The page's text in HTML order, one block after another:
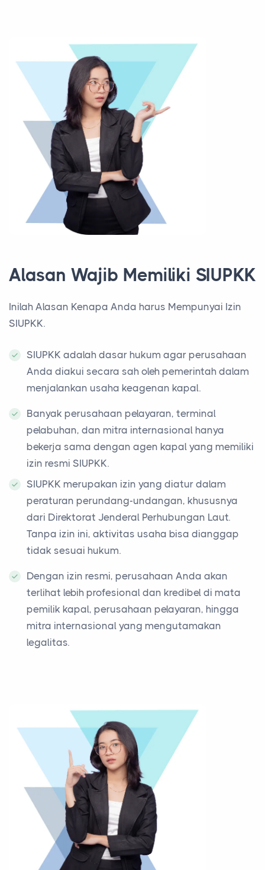
Alasan Wajib Memiliki SIUPKK
Inilah Alasan Kenapa Anda harus Mempunyai Izin
SIUPKK.
SIUPKK adalah dasar hukum agar perusahaan
Anda diakui secara sah oleh pemerintah dalam
menjalankan usaha keagenan kapal.
Banyak perusahaan pelayaran, terminal
pelabuhan, dan mitra internasional hanya
bekerja sama dengan agen kapal yang memiliki
izin resmi SIUPKK.
SIUPKK merupakan izin yang diatur dalam
peraturan perundang-undangan, khususnya
dari Direktorat Jenderal Perhubungan Laut.
Tanpa izin ini, aktivitas usaha bisa dianggap
tidak sesuai hukum.
Dengan izin resmi, perusahaan Anda akan
terlihat lebih profesional dan kredibel di mata
pemilik kapal, perusahaan pelayaran, hingga
mitra internasional yang mengutamakan
legalitas.